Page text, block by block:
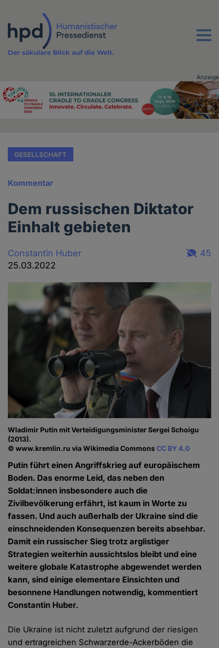
Inhalt
Menu
Der säkulare Blick auf die Welt.
Advertising
Anzeige
GESELLSCHAFT
Kommentar
Dem russischen Diktator
Einhalt gebieten
Constantin Huber
25.03.2022
45
Wladimir Putin mit Verteidigungsminister Sergei Schoigu
(2013).
© www.kremlin.ru via Wikimedia CommonsCC BY 4.0
Putin führt einen Angriffskrieg auf europäischem
Boden. Das enorme Leid, das neben den
Soldat:innen insbesondere auch die
Zivilbevölkerung erfährt, ist kaum in Worte zu
fassen. Und auch außerhalb der Ukraine sind die
einschneidenden Konsequenzen bereits absehbar.
Damit ein russischer Sieg trotz arglistiger
Strategien weiterhin aussichtslos bleibt und eine
weitere globale Katastrophe abgewendet werden
kann, sind einige elementare Einsichten und
besonnene Handlungen notwendig, kommentiert
Constantin Huber.
Die Ukraine ist nicht zuletzt aufgrund der riesigen
und ertragreichen Schwarzerde-Ackerböden die